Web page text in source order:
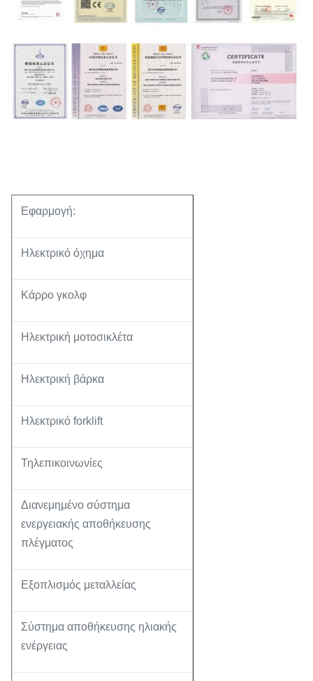
Εφαρμογή:
Ηλεκτρικό όχημα
Κάρρο γκολφ
Ηλεκτρική μοτοσικλέτα
Ηλεκτρική βάρκα
Ηλεκτρικό forklift
Τηλεπικοινωνίες
Διανεμημένο σύστημα
ενεργειακής αποθήκευσης
πλέγματος
Εξοπλισμός μεταλλείας
Σύστημα αποθήκευσης ηλιακής
ενέργειας